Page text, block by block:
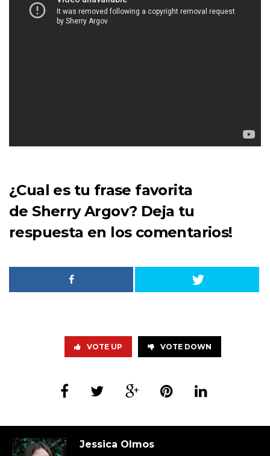
¿Cual es tu frase favorita
deSherry Argov? Deja tu
respuesta en los comentarios!
VOTE UP VOTE DOWN
Jessica Olmos